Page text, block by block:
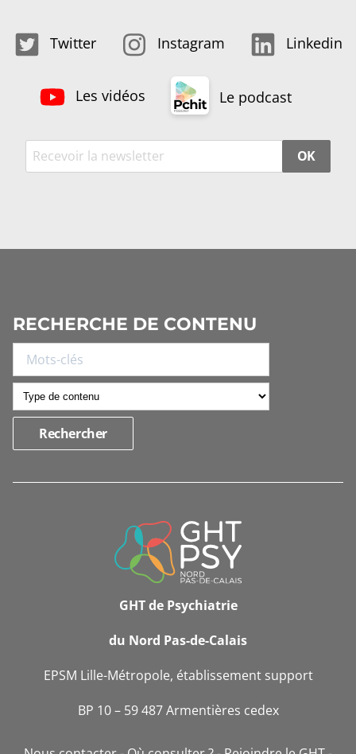
Twitter Instagram Linkedin
Les vidéos Le podcast
OK
RECHERCHE DE CONTENU
INFORMATIONS
GHT de Psychiatrie
du Nord Pas-de-Calais
EPSM Lille-Métropole, établissement support
BP 10 – 59 487 Armentières cedex